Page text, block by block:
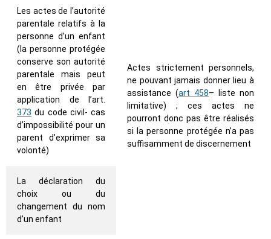
Actes strictement personnels,
ne pouvant jamais donner lieu à
assistance (art 458– liste non
limitative) ; ces actes ne
pourront donc pas être réalisés
si la personne protégée n’a pas
suffisamment de discernement
Les actes de l’autorité
parentale relatifs à la
personne d’un enfant
(la personne protégée
conserve son autorité
parentale mais peut
en être privée par
application de l’art.
373 du code civil- cas
d’impossibilité pour un
parent d’exprimer sa
volonté)
La déclaration du
choix ou du
changement du nom
d’un enfant